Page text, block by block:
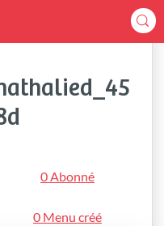
0 Abonné
0 Menu créé